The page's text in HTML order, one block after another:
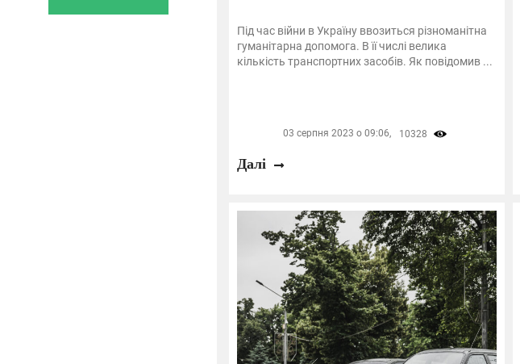
Під час війни в Україну ввозиться різноманітна
гуманітарна допомога. В її числі велика
кількість транспортних засобів. Як повідомив ...
03 серпня 2023 о 09:06, 10328
Далі